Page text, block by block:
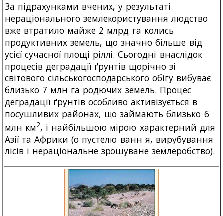
За підрахунками вчених, у результаті
нераціонального землекористування людство
вже втратило майже 2 млрд га колись
продуктивних земель, що значно більше від
усієї сучасної площі ріллі. Сьогодні внаслідок
процесів деградації ґрунтів щорічно зі
світового сільськогосподарського обігу вибуває
близько 7 млн га родючих земель. Процес
деградації ґрунтів особливо активізується в
посушливих районах, що займають близько 6
млн км2, і найбільшою мірою характерний для
Азії та Африки (о пустелю ванн я, вирубування
лісів і нераціональне зрошуване землеробство).